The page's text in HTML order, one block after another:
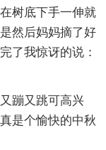
树底下手一伸就
然后妈妈摘了好
了我惊讶的说：
蹦又跳可高兴
是个愉快的中秋